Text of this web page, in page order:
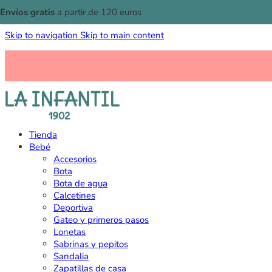
Skip to navigation Skip to main content
Envíos gratis a partir de 120 euros
Tienda
Bebé
Accesorios
Bota
Bota de agua
Calcetines
Deportiva
Gateo y primeros pasos
Lonetas
Sabrinas y pepitos
Sandalia
Zapatillas de casa